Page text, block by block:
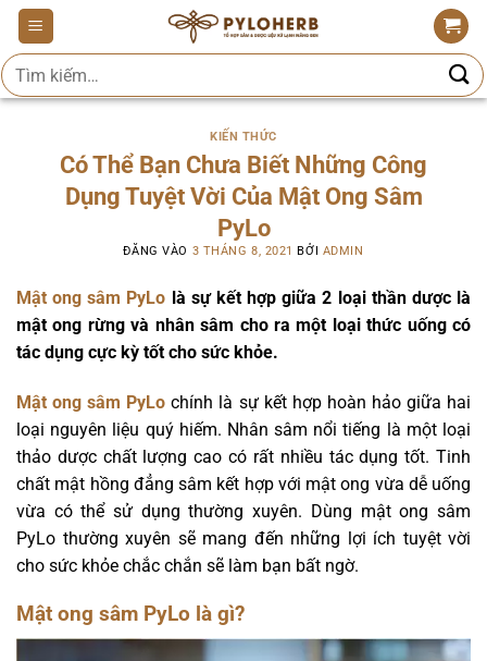
Bỏ
qua
nội
dung
Tìm
kiếm:
KIẾN THỨC
Có Thể Bạn Chưa Biết Những Công
Dụng Tuyệt Vời Của Mật Ong Sâm
PyLo
ĐĂNG VÀO 3 THÁNG 8, 2021 BỞI ADMIN
Mật ong sâm PyLo là sự kết hợp giữa 2 loại thần dược là
mật ong rừng và nhân sâm cho ra một loại thức uống có
tác dụng cực kỳ tốt cho sức khỏe.
Mật ong sâm PyLochính là sự kết hợp hoàn hảo giữa hai
loại nguyên liệu quý hiếm. Nhân sâm nổi tiếng là một loại
thảo dược chất lượng cao có rất nhiều tác dụng tốt. Tinh
chất mật hồng đẳng sâm kết hợp với mật ong vừa dễ uống
vừa có thể sử dụng thường xuyên. Dùng mật ong sâm
PyLo thường xuyên sẽ mang đến những lợi ích tuyệt vời
cho sức khỏe chắc chắn sẽ làm bạn bất ngờ.
Mật ong sâm PyLo là gì?